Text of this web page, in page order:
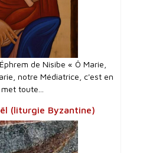
de Nisibe « Ô Marie,
notre Médiatrice, c'est en
toute...
(liturgie Byzantine)